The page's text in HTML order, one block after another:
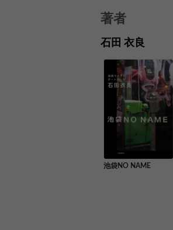
著者
石田 衣良
池袋NO NAME